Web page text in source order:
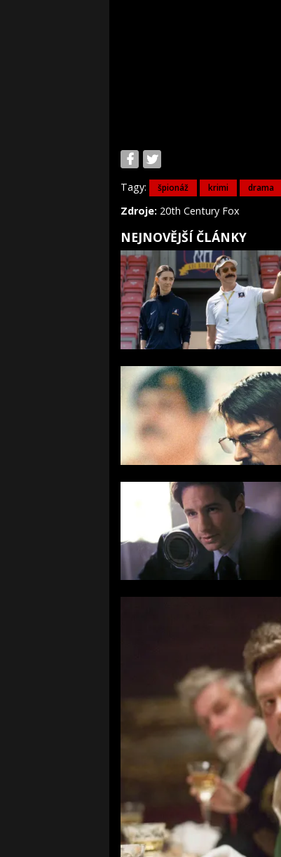
Tagy: špionáž krimi drama
Zdroje: 20th Century Fox
NEJNOVĚJŠÍ ČLÁNKY